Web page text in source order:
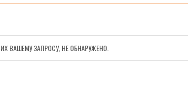
ВАШЕМУ ЗАПРОСУ, НЕ ОБНАРУЖЕНО.